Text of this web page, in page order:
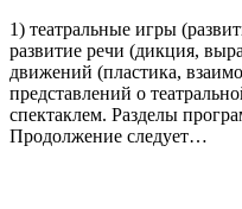
1) театральные игры
развитие речи (дикция,
движений (пластика,
представлений о
спектаклем. Разделы
Продолжение следует…